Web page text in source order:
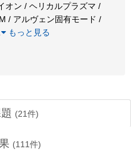
オン / ヘリカルプラズマ /
/ アルヴェン固有モード /
もっと見る
(21件)
(111件)